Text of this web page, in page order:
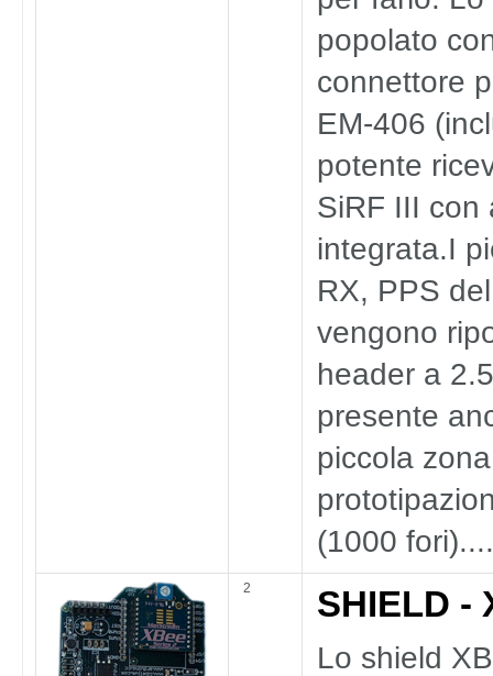
popolato
connettore
EM-406
potente
SiRF III con
integrata.I
RX, PPS
vengono
header a
presente
piccola
(1000 fori)....
2 SHIELD -
Lo shield